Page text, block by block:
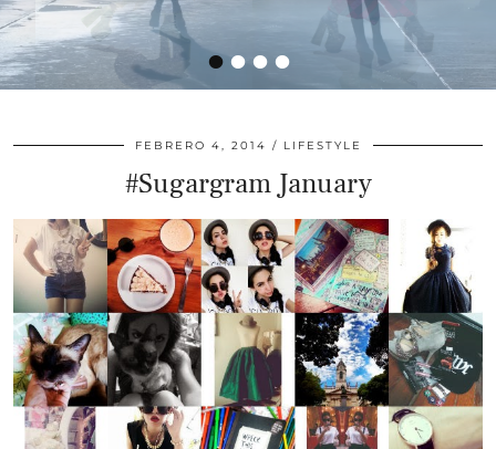
••••
FEBRERO 4, 2014 LIFESTYLE
#Sugargram January